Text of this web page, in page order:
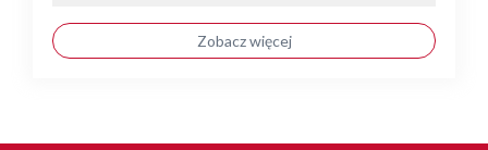
Zobacz więcej